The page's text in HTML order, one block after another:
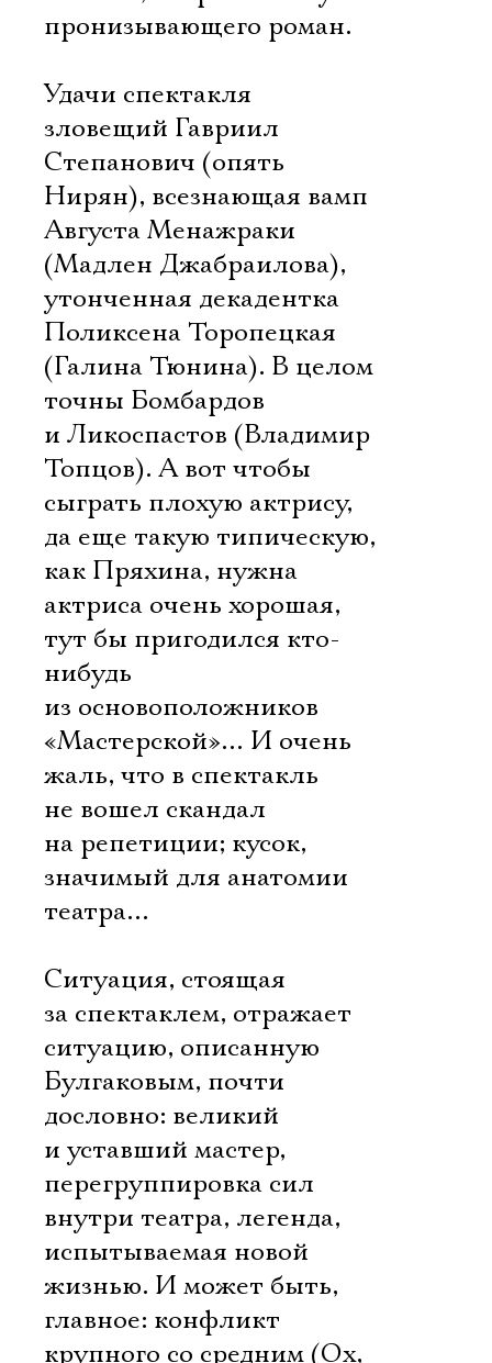
пронизывающего роман.
Удачи спектакля 
зловещий Гавриил
Степанович (опять
Нирян), всезнающая вамп
Августа Менажраки
(Мадлен Джабраилова),
утонченная декадентка
Поликсена Торопецкая
(Галина Тюнина). В целом
точны Бомбардов
и Ликоспастов (Владимир
Топцов). А вот чтобы
сыграть плохую актрису,
да еще такую типическую,
как Пряхина, нужна
актриса очень хорошая,
тут бы пригодился кто-
нибудь
из основоположников
«Мастерской»… И очень
жаль, что в спектакль
не вошел скандал
на репетиции; кусок,
значимый для анатомии
театра…
Ситуация, стоящая
за спектаклем, отражает
ситуацию, описанную
Булгаковым, почти
дословно: великий
и уставший мастер,
перегруппировка сил
внутри театра, легенда,
испытываемая новой
жизнью. И может быть,
главное: конфликт
крупного со средним (Ох,